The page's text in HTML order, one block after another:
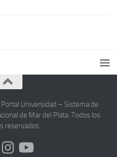
Universidad – Sistema de
de Mar del Plata. Todos los
reservados.